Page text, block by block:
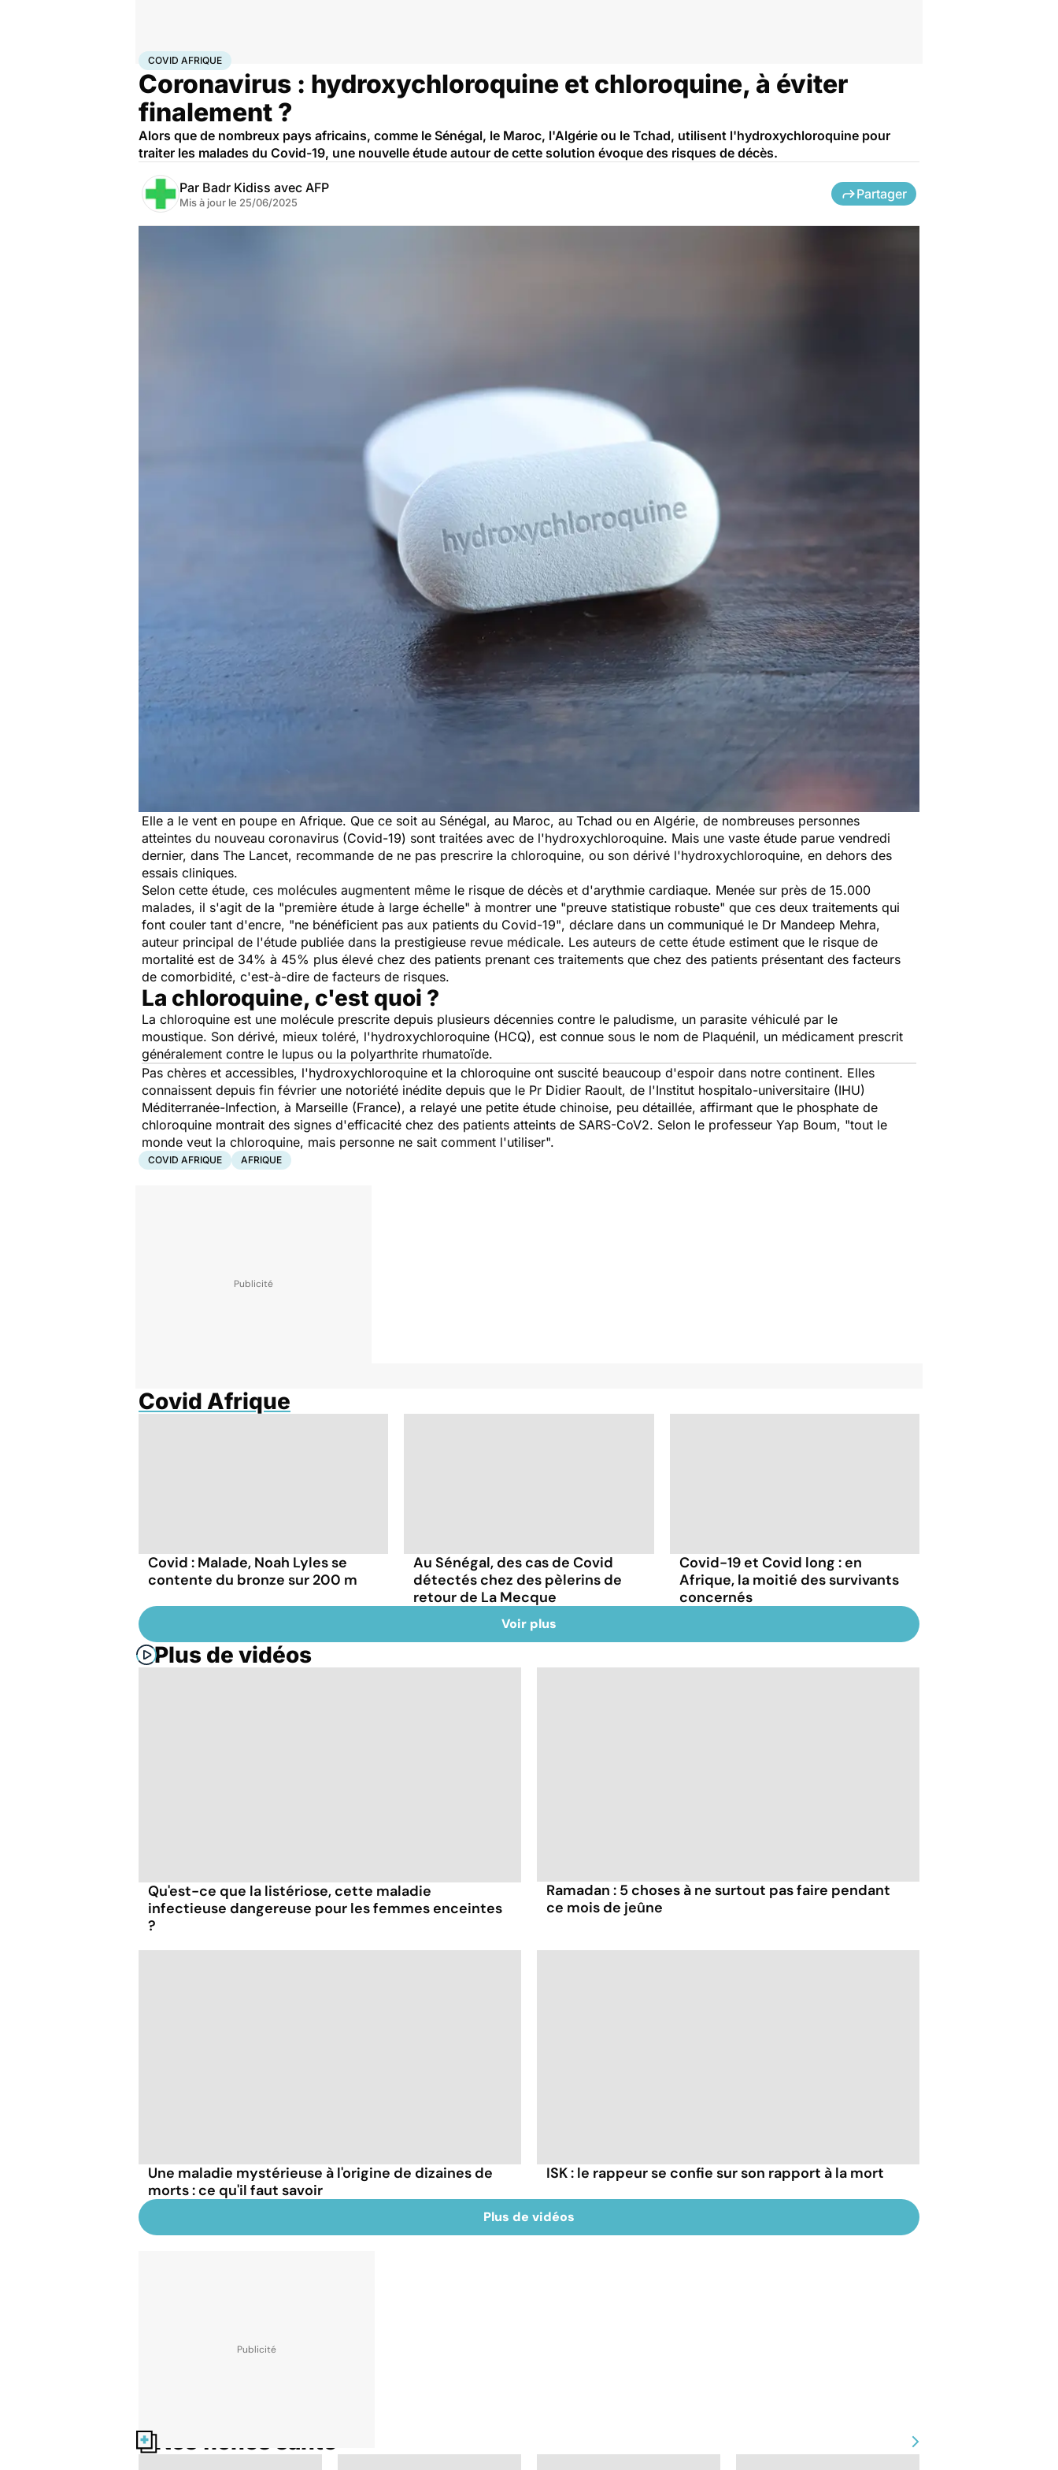
AccueilSantéMédicaments
COVID AFRIQUE
Coronavirus : hydroxychloroquine et chloroquine, à éviter
finalement ?
Alors que de nombreux pays africains, comme le Sénégal, le Maroc, l'Algérie ou le Tchad, utilisent l'hydroxychloroquine pour
traiter les malades du Covid-19, une nouvelle étude autour de cette solution évoque des risques de décès.
Par Badr Kidiss avec AFP
Mis à jour le 25/06/2025
Partager
Elle a le vent en poupe en Afrique. Que ce soit au Sénégal, au Maroc, au Tchad ou en Algérie, de nombreuses personnes
atteintes du nouveau coronavirus (Covid-19) sont traitées avec de l'hydroxychloroquine. Mais une vaste étude parue vendredi
dernier, dans The Lancet, recommande de ne pas prescrire la chloroquine, ou son dérivé l'hydroxychloroquine, en dehors des
essais cliniques.
Selon cette étude, ces molécules augmentent même le risque de décès et d'arythmie cardiaque. Menée sur près de 15.000
malades, il s'agit de la "première étude à large échelle" à montrer une "preuve statistique robuste" que ces deux traitements qui
font couler tant d'encre, "ne bénéficient pas aux patients du Covid-19", déclare dans un communiqué le Dr Mandeep Mehra,
auteur principal de l'étude publiée dans la prestigieuse revue médicale. Les auteurs de cette étude estiment que le risque de
mortalité est de 34% à 45% plus élevé chez des patients prenant ces traitements que chez des patients présentant des facteurs
de comorbidité, c'est-à-dire de facteurs de risques.
La chloroquine, c'est quoi ?
La chloroquine est une molécule prescrite depuis plusieurs décennies contre le paludisme, un parasite véhiculé par le
moustique. Son dérivé, mieux toléré, l'hydroxychloroquine (HCQ), est connue sous le nom de Plaquénil, un médicament prescrit
généralement contre le lupus ou la polyarthrite rhumatoïde.
Pas chères et accessibles, l'hydroxychloroquine et la chloroquine ont suscité beaucoup d'espoir dans notre continent. Elles
connaissent depuis fin février une notoriété inédite depuis que le Pr Didier Raoult, de l'Institut hospitalo-universitaire (IHU)
Méditerranée-Infection, à Marseille (France), a relayé une petite étude chinoise, peu détaillée, affirmant que le phosphate de
chloroquine montrait des signes d'efficacité chez des patients atteints de SARS-CoV2. Selon le professeur Yap Boum, "tout le
monde veut la chloroquine, mais personne ne sait comment l'utiliser".
COVID AFRIQUE AFRIQUE
Covid Afrique
Covid : Malade, Noah Lyles se
contente du bronze sur 200 m
Au Sénégal, des cas de Covid
détectés chez des pèlerins de
retour de La Mecque
Covid-19 et Covid long : en
Afrique, la moitié des survivants
concernés
Voir plus
Plus de vidéos
Qu'est-ce que la listériose, cette maladie
infectieuse dangereuse pour les femmes enceintes
?
Ramadan : 5 choses à ne surtout pas faire pendant
ce mois de jeûne
Une maladie mystérieuse à l'origine de dizaines de
morts : ce qu'il faut savoir
ISK : le rappeur se confie sur son rapport à la mort
Plus de vidéos
Nos fiches santé